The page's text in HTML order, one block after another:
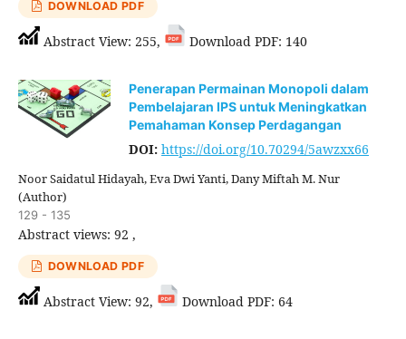
DOWNLOAD PDF
Abstract View: 255, Download PDF: 140
Penerapan Permainan Monopoli dalam
Pembelajaran IPS untuk Meningkatkan
Pemahaman Konsep Perdagangan
DOI: https://doi.org/10.70294/5awzxx66
Noor Saidatul Hidayah, Eva Dwi Yanti, Dany Miftah M. Nur
(Author)
129 - 135
Abstract views: 92 ,
DOWNLOAD PDF
Abstract View: 92, Download PDF: 64